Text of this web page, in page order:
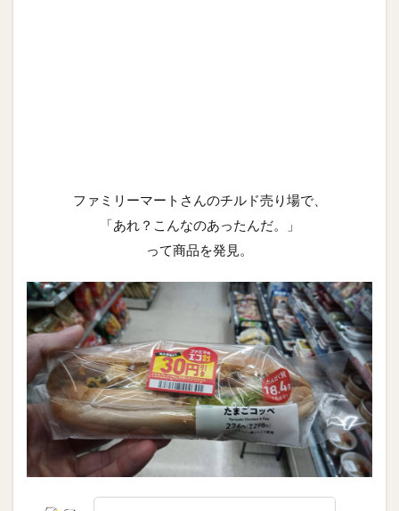
ファミリーマートさんのチルド売り場で、
「あれ？こんなのあったんだ。」
って商品を発見。